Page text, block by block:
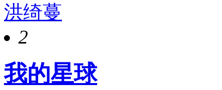
洪绮蔓
2
我的星球